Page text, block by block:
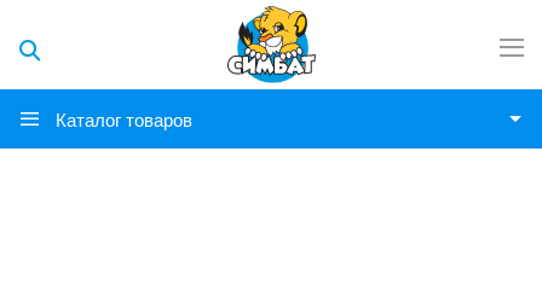
Каталог товаров